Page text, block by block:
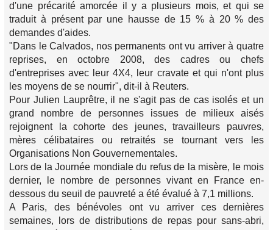
d'une précarité amorcée il y a plusieurs mois, et qui se
traduit à présent par une hausse de 15 % à 20 % des
demandes d'aides.
"Dans le Calvados, nos permanents ont vu arriver à quatre
reprises, en octobre 2008, des cadres ou chefs
d'entreprises avec leur 4X4, leur cravate et qui n'ont plus
les moyens de se nourrir", dit-il à Reuters.
Pour Julien Lauprêtre, il ne s'agit pas de cas isolés et un
grand nombre de personnes issues de milieux aisés
rejoignent la cohorte des jeunes, travailleurs pauvres,
mères célibataires ou retraités se tournant vers les
Organisations Non Gouvernementales.
Lors de la Journée mondiale du refus de la misère, le mois
dernier, le nombre de personnes vivant en France en-
dessous du seuil de pauvreté a été évalué à 7,1 millions.
A Paris, des bénévoles ont vu arriver ces dernières
semaines, lors de distributions de repas pour sans-abri,